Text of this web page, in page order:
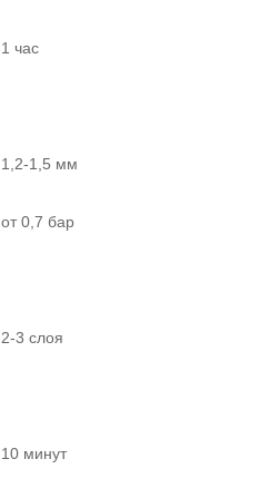
1 час
1,2-1,5 мм
от 0,7 бар
2-3 слоя
10 минут